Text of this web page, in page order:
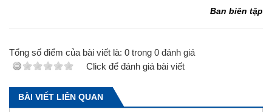
Ban biên tập
Tổng số điểm của bài viết là: 0 trong 0 đánh giá
Click để đánh giá bài viết
BÀI VIẾT LIÊN QUAN